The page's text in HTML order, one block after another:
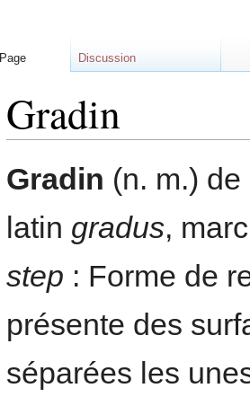
Gradin
Gradin (n. m.)
latin gradus,
step : Forme de
présente des
séparées les
Page Discussion